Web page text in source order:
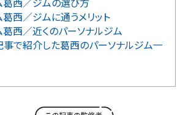
西／ジムに通うメリット
西／近くのパーソナルジム
事で紹介した葛西のパーソナルジム一